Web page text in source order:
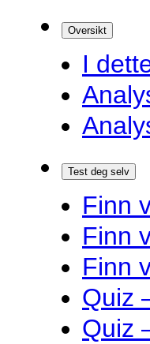
Oversikt
I
Test deg selv
Finn
Finn
Finn
Quiz
Quiz